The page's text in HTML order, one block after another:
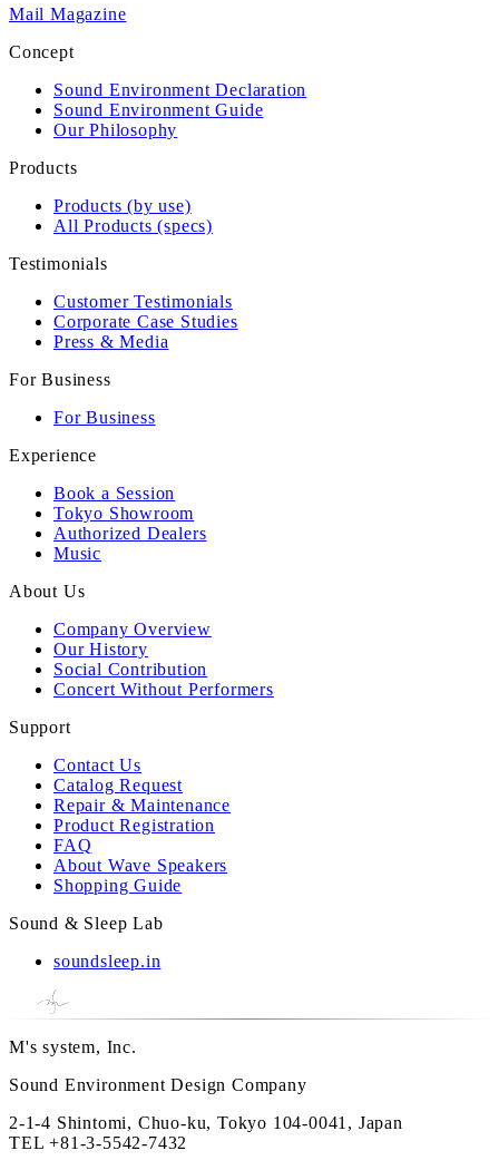
Mail Magazine
Concept
Sound Environment Declaration
Sound Environment Guide
Our Philosophy
Products
Products (by use)
All Products (specs)
Testimonials
Customer Testimonials
Corporate Case Studies
Press & Media
For Business
For Business
Experience
Book a Session
Tokyo Showroom
Authorized Dealers
Music
About Us
Company Overview
Our History
Social Contribution
Concert Without Performers
Support
Contact Us
Catalog Request
Repair & Maintenance
Product Registration
FAQ
About Wave Speakers
Shopping Guide
Sound & Sleep Lab
soundsleep.in
M's system, Inc.
Sound Environment Design Company
2-1-4 Shintomi, Chuo-ku, Tokyo 104-0041, Japan
TEL+81-3-5542-7432